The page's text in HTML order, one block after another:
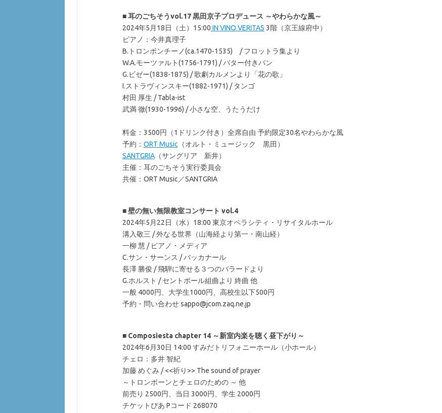
■耳のごちそうvol.17 黒田京子プロデュース ～やわらかな風～
2024年5月18日（土）15:00 IN VINO VERITAS 3階（京王線府中）
ピアノ：今井真理子
B.トロンボンチーノ(ca.1470-1535) / フロットラ集より
W.A.モーツァルト(1756-1791) / バター付きパン
G.ビゼー(1838-1875) / 歌劇カルメンより「花の歌」
I.ストラヴィンスキー(1882-1971) / タンゴ
村田 厚生 / Tabla-ist
武満 徹(1930-1996) / 小さな空、うたうだけ
料金：3500円（1ドリンク付き）全席自由 予約限定30名やわらかな風
予約： ORT Music （オルト・ミュージック 黒田）
SANTGRIA（サングリア 新井）
主催：耳のごちそう実行委員会
共催：ORT Music／SANTGRIA
■壁の無い無限教室コンサート vol.4
2024年5月22日（水）18:00 東京オペラシティ・リサイタルホール
溝入敬三 / 外なる世界（山海経より第一・南山経）
一柳 慧 / ピアノ・メディア
C.サン・サーンス / バッカナール
長澤 勝俊 / 飛騨に寄せる３つのバラードより
G.ホルスト / セントポール組曲より 終曲 他
一般 4000円、大学生1000円、高校生以下500円
予約・問い合わせ sappo@jcom.zaq.ne.jp
■ Composiesta chapter 14 ～新室内楽を聴く昼下がり～
2024年6月30日 14:00 すみだトリフォニーホール（小ホール）
チェロ：多井 智紀
加藤 めぐみ / <<祈り>> The sound of prayer
～トロンボーンとチェロのための ～ 他
前売り 2500円、当日 3000円、学生 2000円
チケットぴあ Pコード 268070